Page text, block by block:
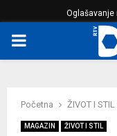
Oglašavanje
PRIMARY
Početna ŽIVOT I STIL
MAGAZIN ŽIVOT I STIL